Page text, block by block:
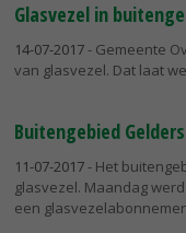
Glasvezel in
14-07-2017- Gemeente
van glasvezel. Dat laat
Buitengebied
11-07-2017- Het
glasvezel. Maandag
een